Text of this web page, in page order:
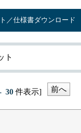
／仕様書ダウンロード
ト
30 件表示] 前へ